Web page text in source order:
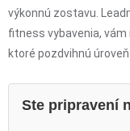
výkonnú zostavu.
fitness vybavenia,
ktoré pozdvihnú
Ste pripravení